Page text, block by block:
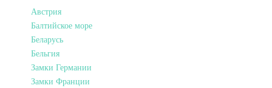
Австрия
Балтийское море
Беларусь
Бельгия
Замки Германии
Замки Франции